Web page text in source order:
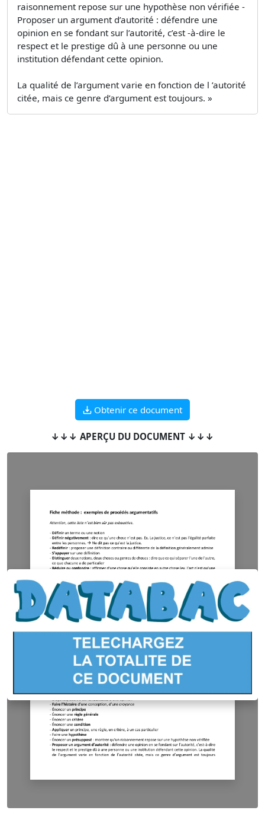
raisonnement repose sur une hypothèse non vérifiée -
Proposer un argument d’autorité : défendre une
opinion en se fondant sur l’autorité, c’est -à-dire le
respect et le prestige dû à une personne ou une
institution défendant cette opinion.
La qualité de l’argument varie en fonction de l ’autorité
citée, mais ce genre d’argument est toujours. »
Obtenir ce document
↓↓↓ APERÇU DU DOCUMENT ↓↓↓